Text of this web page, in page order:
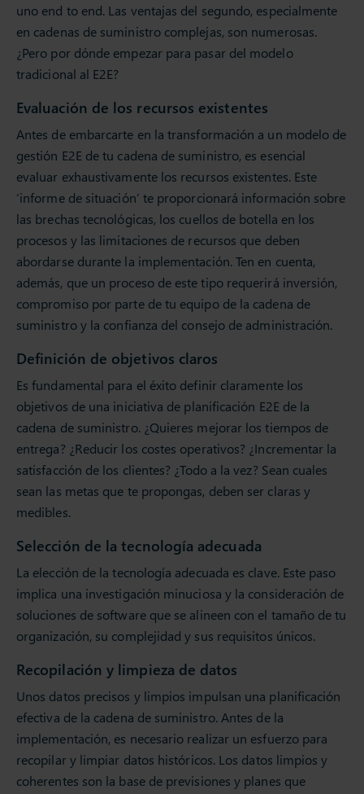
uno end to end. Las ventajas del segundo, especialmente
en cadenas de suministro complejas, son numerosas.
¿Pero por dónde empezar para pasar del modelo
tradicional al E2E?
Evaluación de los recursos existentes
Antes de embarcarte en la transformación a un modelo de
gestión E2E de tu cadena de suministro, es esencial
evaluar exhaustivamente los recursos existentes. Este
‘informe de situación’ te proporcionará información sobre
las brechas tecnológicas, los cuellos de botella en los
procesos y las limitaciones de recursos que deben
abordarse durante la implementación. Ten en cuenta,
además, que un proceso de este tipo requerirá inversión,
compromiso por parte de tu equipo de la cadena de
suministro y la confianza del consejo de administración.
Definición de objetivos claros
Es fundamental para el éxito definir claramente los
objetivos de una iniciativa de planificación E2E de la
cadena de suministro. ¿Quieres mejorar los tiempos de
entrega? ¿Reducir los costes operativos? ¿Incrementar la
satisfacción de los clientes? ¿Todo a la vez? Sean cuales
sean las metas que te propongas, deben ser claras y
medibles.
Selección de la tecnología adecuada
La elección de la tecnología adecuada es clave. Este paso
implica una investigación minuciosa y la consideración de
soluciones de software que se alineen con el tamaño de tu
organización, su complejidad y sus requisitos únicos.
Recopilación y limpieza de datos
Unos datos precisos y limpios impulsan una planificación
efectiva de la cadena de suministro. Antes de la
implementación, es necesario realizar un esfuerzo para
recopilar y limpiar datos históricos. Los datos limpios y
coherentes son la base de previsiones y planes que